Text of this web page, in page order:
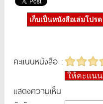
เก็บเป็นหนังสือเล่มโปรด
คะแนนหนังสือ :
ให้คะแนน
แสดงความเห็น